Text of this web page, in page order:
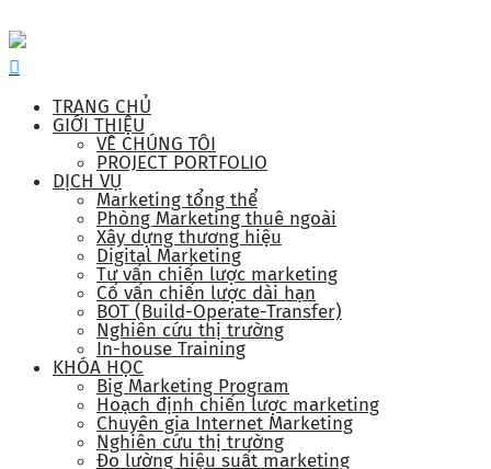
TRANG CHỦ
GIỚI THIỆU
VỀ CHÚNG TÔI
PROJECT PORTFOLIO
DỊCH VỤ
Marketing tổng thể
Phòng Marketing thuê ngoài
Xây dựng thương hiệu
Digital Marketing
Tư vấn chiến lược marketing
Cố vấn chiến lược dài hạn
BOT (Build-Operate-Transfer)
Nghiên cứu thị trường
In-house Training
KHÓA HỌC
Big Marketing Program
Hoạch định chiến lược marketing
Chuyên gia Internet Marketing
Nghiên cứu thị trường
Đo lường hiệu suất marketing